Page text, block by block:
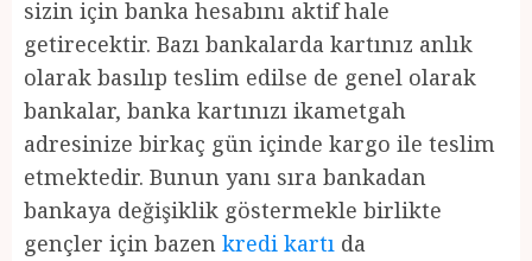
sizin için banka hesabını aktif hale
getirecektir. Bazı bankalarda kartınız anlık
olarak basılıp teslim edilse de genel olarak
bankalar, banka kartınızı ikametgah
adresinize birkaç gün içinde kargo ile teslim
etmektedir. Bunun yanı sıra bankadan
bankaya değişiklik göstermekle birlikte
gençler için bazen kredi kartı da